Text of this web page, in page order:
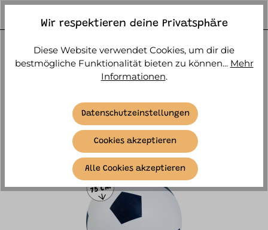
ÄHNLICHE ARTIKEL
Wir respektieren deine Privatsphäre
Diese Website verwendet Cookies, um dir die
bestmögliche Funktionalität bieten zu können... Mehr
Informationen.
Datenschutzeinstellungen
Cookies akzeptieren
Alle Cookies akzeptieren